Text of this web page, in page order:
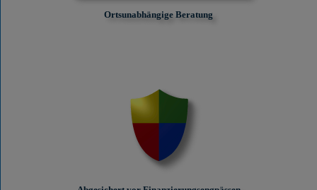
Ortsunabhängige Beratung